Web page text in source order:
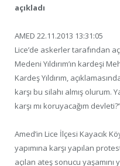
açıkladı
AMED 22.11.2013 13:31:05
Lice’de askerler tarafından
Medeni Yıldırım’ın kardeşi
Kardeş Yıldırım,
karşı bu silahı almış olurum.
karşı mı koruyacağım
Amed’in Lice İlçesi Kayacık
yapımına karşı yapılan
açılan ateş sonucu yaşamını